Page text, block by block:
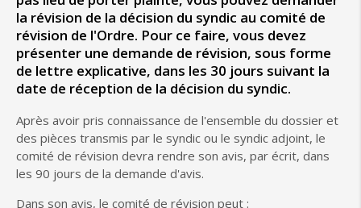
la révision de la décision du syndic au comité de
révision de l'Ordre. Pour ce faire, vous devez
présenter une demande de révision, sous forme
de lettre explicative, dans les 30 jours suivant la
date de réception de la décision du syndic.
Après avoir pris connaissance de l'ensemble du dossier et
des pièces transmis par le syndic ou le syndic adjoint, le
comité de révision devra rendre son avis, par écrit, dans
les 90 jours de la demande d'avis.
Dans son avis, le comité de révision peut :